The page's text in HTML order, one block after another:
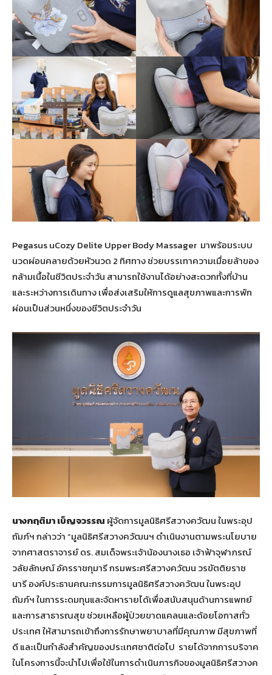
Pegasus uCozy Delite Upper Body Massager มาพร้อมระบบ
นวดผ่อนคลายด้วยหัวนวด 2 ทิศทาง ช่วยบรรเทาความเมื่อยล้าของ
กล้ามเนื้อในชีวิตประจำวัน สามารถใช้งานได้อย่างสะดวกทั้งที่บ้าน
และระหว่างการเดินทาง เพื่อส่งเสริมให้การดูแลสุขภาพและการพัก
ผ่อนเป็นส่วนหนึ่งของชีวิตประจำวัน
นางกฤติมา เบ็ญจวรรณ ผู้จัดการมูลนิธิศรีสวางควัฒน ในพระอุป
ถัมภ์ฯ กล่าวว่า “มูลนิธิศรีสวางควัฒนฯ ดำเนินงานตามพระนโยบาย
จากศาสตราจารย์ ดร. สมเด็จพระเจ้าน้องนางเธอ เจ้าฟ้าจุฬาภรณ์
วลัยลักษณ์ อัครราชกุมารี กรมพระศรีสวางควัฒน วรขัตติยราช
นารี องค์ประธานคณะกรรมการมูลนิธิศรีสวางควัฒน ในพระอุป
ถัมภ์ฯ ในการระดมทุนและจัดหารายได้เพื่อสนับสนุนด้านการแพทย์
และการสาธารณสุข ช่วยเหลือผู้ป่วยขาดแคลนและด้อยโอกาสทั่ว
ประเทศ ให้สามารถเข้าถึงการรักษาพยาบาลที่มีคุณภาพ มีสุขภาพที่
ดี และเป็นกำลังสำคัญของประเทศชาติต่อไป รายได้จากการบริจาค
ในโครงการนี้จะนำไปเพื่อใช้ในการดำเนินภารกิจของมูลนิธิศรีสวางค